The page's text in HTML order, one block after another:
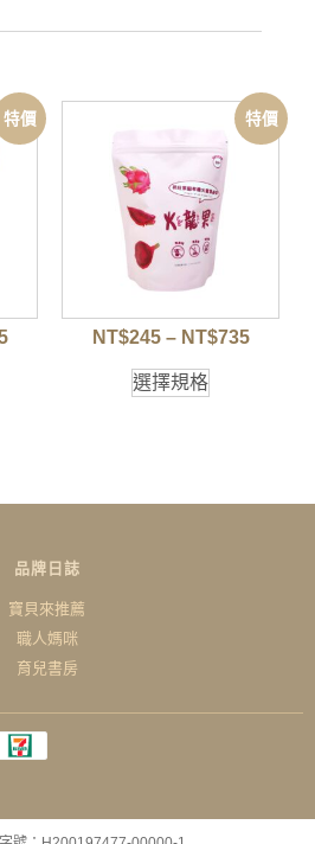
特價 特價
NT$245 – NT$735
選擇規格
品牌日誌
寶貝來推薦
職人媽咪
育兒書房